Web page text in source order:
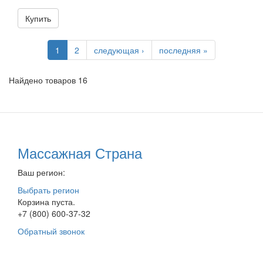
Купить
1 2 следующая › последняя »
Найдено товаров 16
Массажная Страна
Ваш регион:
Выбрать регион
Корзина пуста.
+7 (800) 600-37-32
Обратный звонок